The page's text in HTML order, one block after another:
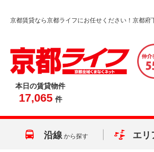
京都賃貸なら京都ライフにお任せください！京都
本日の賃貸物件
17,065 件
沿線 から探す エリ